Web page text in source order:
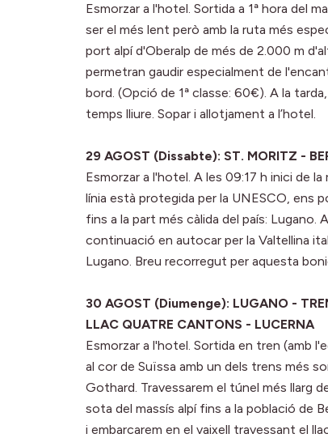
Esmorzar a l'hotel. Sortida a 1ª hora del
ser el més lent però amb la ruta més
port alpí d'Oberalp de més de 2.000 m
permetran gaudir especialment de
bord. (Opció de 1ª classe: 60€). A la
temps lliure. Sopar i allotjament a l’hotel.
29 AGOST (Dissabte): ST. MORITZ -
Esmorzar a l'hotel. A les 09:17 h inici de
línia està protegida per la UNESCO, ens
fins a la part més càlida del país: Lugano.
continuació en autocar per la Valtellina
Lugano. Breu recorregut per aquesta
30 AGOST (Diumenge): LUGANO -
LLAC QUATRE CANTONS - LUCERNA
Esmorzar a l'hotel. Sortida en tren (amb
al cor de Suïssa amb un dels trens més
Gothard. Travessarem el túnel més llarg
sota del massís alpí fins a la població de
i embarcarem en el vaixell travessant el